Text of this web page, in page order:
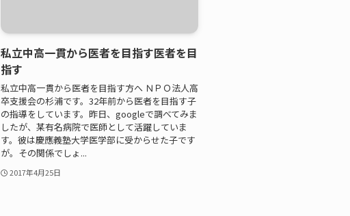
私立中高一貫から医者を目指す医者を目
指す
私立中高一貫から医者を目指す方へ ＮＰＯ法人高
卒支援会の杉浦です。32年前から医者を目指す子
の指導をしています。昨日、googleで調べてみま
したが、某有名病院で医師として活躍していま
す。彼は慶應義塾大学医学部に受からせた子です
が。その関係でしょ...
2017年4月25日